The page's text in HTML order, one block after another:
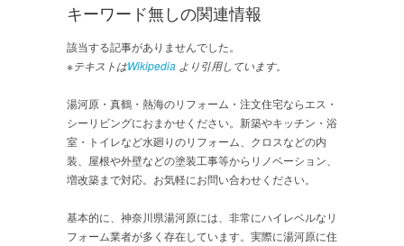
キーワード無しの関連情報
該当する記事がありませんでした。
※テキストはWikipedia より引用しています。
湯河原・真鶴・熱海のリフォーム・注文住宅ならエス・
シーリビングにおまかせください。新築やキッチン・浴
室・トイレなど水廻りのリフォーム、クロスなどの内
装、屋根や外壁などの塗装工事等からリノベーション、
増改築まで対応。お気軽にお問い合わせください。
基本的に、神奈川県湯河原には、非常にハイレベルなリ
フォーム業者が多く存在しています。実際に湯河原に住